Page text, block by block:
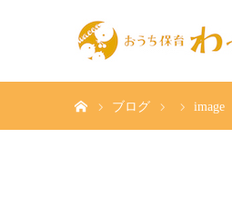
ブログ image